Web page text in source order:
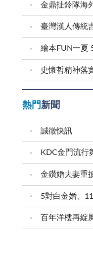
金鼎扯鈴隊海
臺灣漢人傳統
繪本FUN一夏
熱門新聞
誠徵快訊
百年洋樓再綻